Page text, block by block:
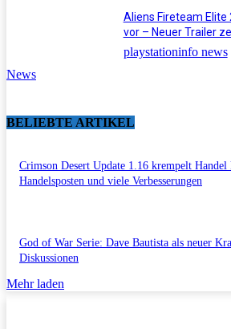
News
Aliens Fireteam Elite
vor – Neuer Trailer
playstationinfo news
BELIEBTE ARTIKEL
Crimson Desert Update 1.16 krempelt
Handelsposten und viele Verbesserungen
God of War Serie: Dave Bautista als neuer
Diskussionen
Mehr laden